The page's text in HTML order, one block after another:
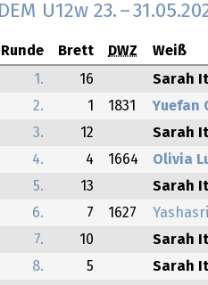
DEM U12w 23. –
Runde Brett DWZ Weiß
1.
16 Sarah
2.
1 1831 Yuefan
3.
12 Sarah
4.
4 1664 Olivia
5.
13 Sarah
6.
7 1627
7.
10 Sarah
8.
5 Sarah